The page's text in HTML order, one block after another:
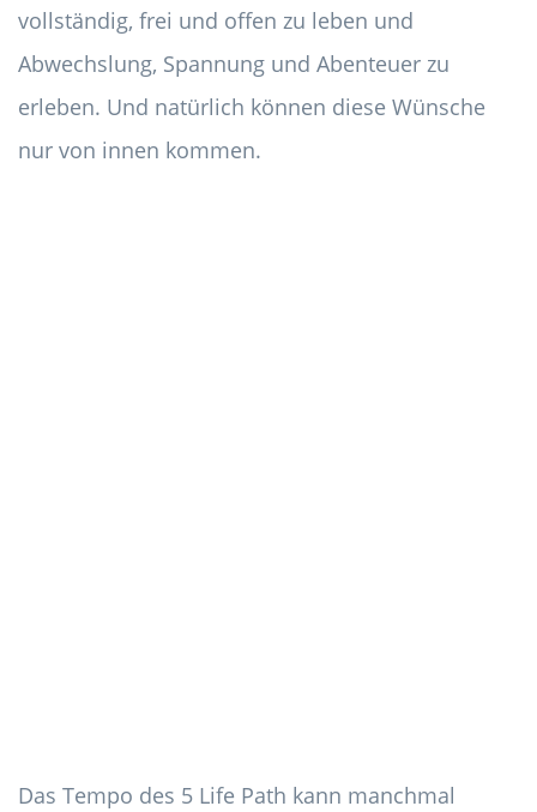
vollständig, frei und offen zu leben und
Abwechslung, Spannung und Abenteuer zu
erleben. Und natürlich können diese Wünsche
nur von innen kommen.
Das Tempo des 5 Life Path kann manchmal